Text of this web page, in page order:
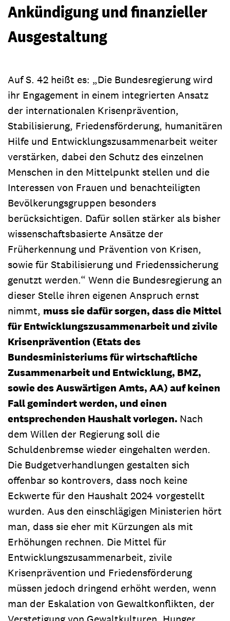
Ankündigung und finanzieller
Ausgestaltung
Auf S. 42 heißt es: „Die Bundesregierung wird
ihr Engagement in einem integrierten Ansatz
der internationalen Krisenprävention,
Stabilisierung, Friedensförderung, humanitären
Hilfe und Entwicklungszusammenarbeit weiter
verstärken, dabei den Schutz des einzelnen
Menschen in den Mittelpunkt stellen und die
Interessen von Frauen und benachteiligten
Bevölkerungsgruppen besonders
berücksichtigen. Dafür sollen stärker als bisher
wissenschaftsbasierte Ansätze der
Früherkennung und Prävention von Krisen,
sowie für Stabilisierung und Friedenssicherung
genutzt werden.“ Wenn die Bundesregierung an
dieser Stelle ihren eigenen Anspruch ernst
nimmt, muss sie dafür sorgen, dass die Mittel
für Entwicklungszusammenarbeit und zivile
Krisenprävention (Etats des
Bundesministeriums für wirtschaftliche
Zusammenarbeit und Entwicklung, BMZ,
sowie des Auswärtigen Amts, AA) auf keinen
Fall gemindert werden, und einen
entsprechenden Haushalt vorlegen. Nach
dem Willen der Regierung soll die
Schuldenbremse wieder eingehalten werden.
Die Budgetverhandlungen gestalten sich
offenbar so kontrovers, dass noch keine
Eckwerte für den Haushalt 2024 vorgestellt
wurden. Aus den einschlägigen Ministerien hört
man, dass sie eher mit Kürzungen als mit
Erhöhungen rechnen. Die Mittel für
Entwicklungszusammenarbeit, zivile
Krisenprävention und Friedensförderung
müssen jedoch dringend erhöht werden, wenn
man der Eskalation von Gewaltkonflikten, der